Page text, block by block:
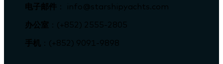
电子邮件 ： info@starshipyachts.com
办公室 ：(+852) 2555-2805
手机 ：(+852) 9091-9898